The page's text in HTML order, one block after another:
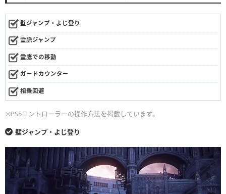
壁ジャンプ・よじ登り
霊脈ジャンプ
霊鷹での移動
ガードカウンター
相乗回避
※PS5コントローラーの操作方法を掲載しています。
壁ジャンプ・よじ登り